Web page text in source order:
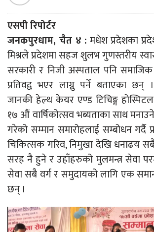
एसपी रिपोर्टर
जनकपुरधाम, चैत ४ : मधेश प्रदेशका
मिश्रले प्रदेशमा सहज शुलभ गुणस्तरीय
सरकारी र निजी अस्पताल पनि समाजिक
प्रतिवद्व भएर लाग्नु पर्ने बताएका
जानकी हेल्थ केयर एण्ड टिचिङ्ग
१७ औं वार्षिकोत्सव भब्यताका साथ
गरेको सम्मान समारोहलाई सम्बोधन गर्दै
चिकित्सक गरिव, निमुखा देखि धनाढय
सरह नै हुने र उहाँहरुको मुलमन्त्र सेवा
सेवा सबै वर्ग र समुदायको लागि एक
छन् ।